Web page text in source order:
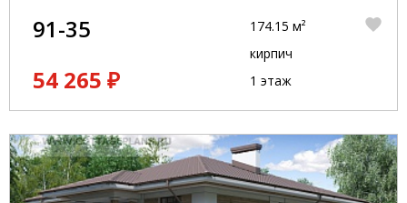
91-35
54 265 ₽
174.15 м²
кирпич
1 этаж